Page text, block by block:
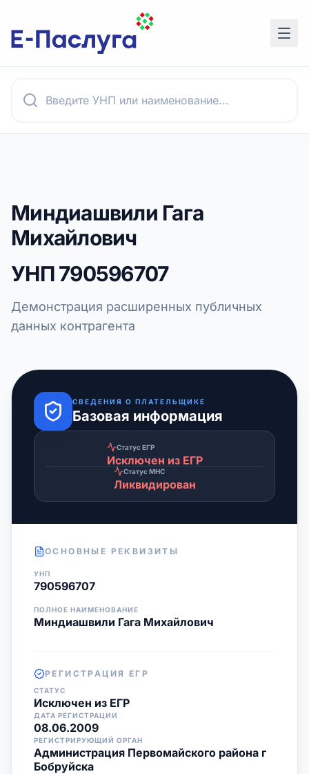
Миндиашвили Гага
Михайлович
УНП790596707
Демонстрация расширенных публичных
данных контрагента
СВЕДЕНИЯ О ПЛАТЕЛЬЩИКЕ
Базовая информация
Статус ЕГР
Исключен из ЕГР
Статус МНС
Ликвидирован
ОСНОВНЫЕ РЕКВИЗИТЫ
УНП
790596707
ПОЛНОЕ НАИМЕНОВАНИЕ
Миндиашвили Гага Михайлович
РЕГИСТРАЦИЯ ЕГР
СТАТУС
Исключен из ЕГР
ДАТА РЕГИСТРАЦИИ
08.06.2009
РЕГИСТРИРУЮЩИЙ ОРГАН
Администрация Первомайского района г
Бобруйска